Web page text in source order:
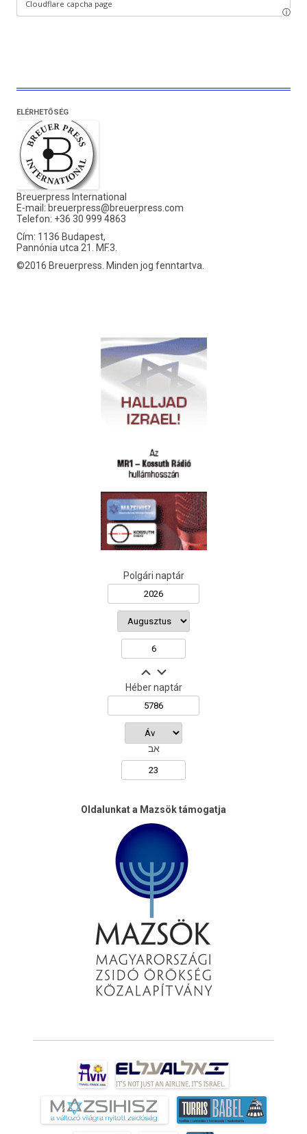
ELÉRHETŐSÉG
Breuerpress International
E-mail: breuerpress@breuerpress.com
Telefon: +36 30 999 4863
Cím: 1136 Budapest,
Pannónia utca 21. MF.3.
©2016 Breuerpress. Minden jog fenntartva.
Polgári naptár
Héber naptár
אב
Oldalunkat a Mazsök támogatja